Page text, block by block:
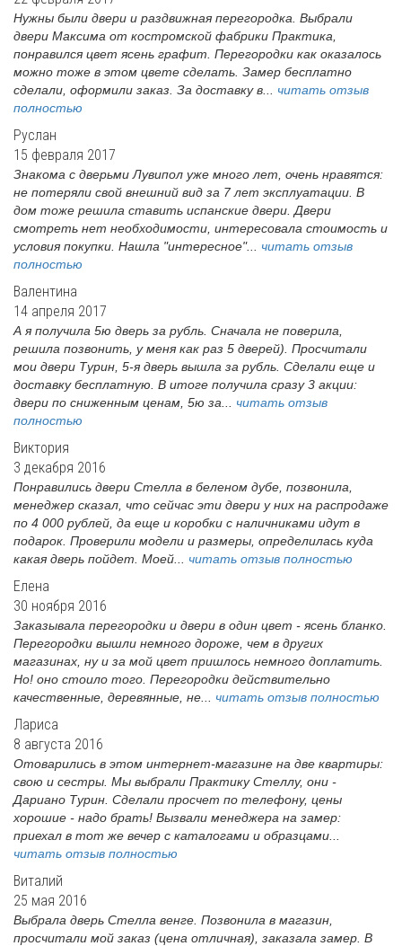
Нужны были двери и раздвижная перегородка. Выбрали
двери Максима от костромской фабрики Практика,
понравился цвет ясень графит. Перегородки как оказалось
можно тоже в этом цвете сделать. Замер бесплатно
сделали, оформили заказ. За доставку в... читать отзыв
полностью
Руслан
15 февраля 2017
Знакома с дверьми Лувипол уже много лет, очень нравятся:
не потеряли свой внешний вид за 7 лет эксплуатации. В
дом тоже решила ставить испанские двери. Двери
смотреть нет необходимости, интересовала стоимость и
условия покупки. Нашла "интересное"... читать отзыв
полностью
Валентина
14 апреля 2017
А я получила 5ю дверь за рубль. Сначала не поверила,
решила позвонить, у меня как раз 5 дверей). Просчитали
мои двери Турин, 5-я дверь вышла за рубль. Сделали еще и
доставку бесплатную. В итоге получила сразу 3 акции:
двери по сниженным ценам, 5ю за... читать отзыв
полностью
Виктория
3 декабря 2016
Понравились двери Стелла в беленом дубе, позвонила,
менеджер сказал, что сейчас эти двери у них на распродаже
по 4 000 рублей, да еще и коробки с наличниками идут в
подарок. Проверили модели и размеры, определилась куда
какая дверь пойдет. Моей... читать отзыв полностью
Елена
30 ноября 2016
Заказывала перегородки и двери в один цвет - ясень бланко.
Перегородки вышли немного дороже, чем в других
магазинах, ну и за мой цвет пришлось немного доплатить.
Но! оно стоило того. Перегородки действительно
качественные, деревянные, не... читать отзыв полностью
Лариса
8 августа 2016
Отоварились в этом интернет-магазине на две квартиры:
свою и сестры. Мы выбрали Практику Стеллу, они -
Дариано Турин. Сделали просчет по телефону, цены
хорошие - надо брать! Вызвали менеджера на замер:
приехал в тот же вечер с каталогами и образцами...
читать отзыв полностью
Виталий
25 мая 2016
Выбрала дверь Стелла венге. Позвонила в магазин,
просчитали мой заказ (цена отличная), заказала замер. В